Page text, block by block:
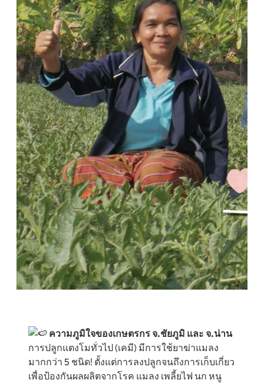
ความภูมิใจของเกษตรกร จ.ชัยภูมิ และ จ.น่าน
การปลูกแตงโมทั่วไป (เคมี) มีการใช้ยาฆ่าแมลง
มากกว่า 5 ชนิด! ตั้งแต่การลงปลูกจนถึงการเก็บเกี่ยว
เพื่อป้องกันผลผลิตจากโรค แมลง เพลี้ยไฟ นก หนู